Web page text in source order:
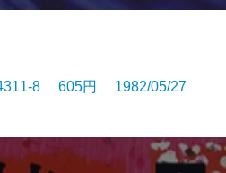
8 605円 1982/05/27